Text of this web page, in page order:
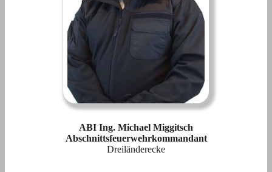
ABI Ing. Michael Miggitsch
Abschnittsfeuerwehrkommandant
Dreiländerecke